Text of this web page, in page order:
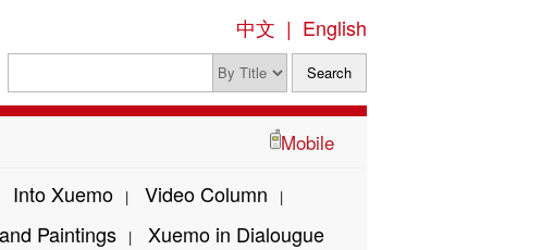
中文 | English
Mobile
Into Xuemo | Video Column |
Paintings | Xuemo in Dialougue